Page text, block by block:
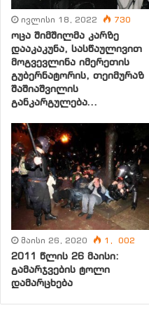
• პენსია ;
• მინიმალური ხელფასი;
• ლტოლვილთა შემწეობა;
• უმუშევართა შემწეობა;
• სტიპენდია
განისაზღვროს
მსოფლიოში მიღებული
2. დადგინდეს, რომ
სახელმწიფო
მაქსიმალური ხელფასი
მინიმალურზე (მათ შორის
3. მოხდეს
ივლისი 18, 2022 730
ოცა შიმშილმა კარზე
დააკაკუნა, სასწაულივით
მოგვევლინა იმერეთის
გუბერნატორის, თეიმურაზ
შაშიაშვილის
განკარგულება…
მაისი 26, 2020 1, 002
2011 წლის 26 მაისი:
გამარჯვების ტოლი
დამარცხება